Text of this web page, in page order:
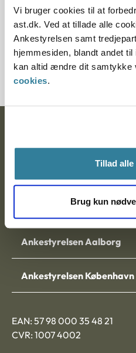
Vi bruger cookies til at
ast.dk. Ved at tillade alle
Ankestyrelsen samt
hjemmesiden, blandt andet
kan altid ændre dit samtykke
cookies.
Tillad
Brug kun
Ankestyrelsen har på
principafgørelse, som ændrer
vurderingen af de
anerkende PTSD som en
for sager, som allerede er
Nytorv 7, 2. sal
9000 Aalborg
Ankestyrelsen Aalborg
Ankestyrelsen København
EAN: 57 98 000 35 48 21
CVR: 1007 4002